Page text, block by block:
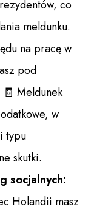
co
meldunku.
na pracę w
pod
Meldunek
w
typu
skutki.
socjalnych:
Holandii masz